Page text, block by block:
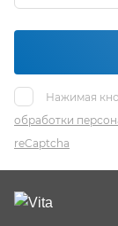
Нажимая
обработки
reCaptcha